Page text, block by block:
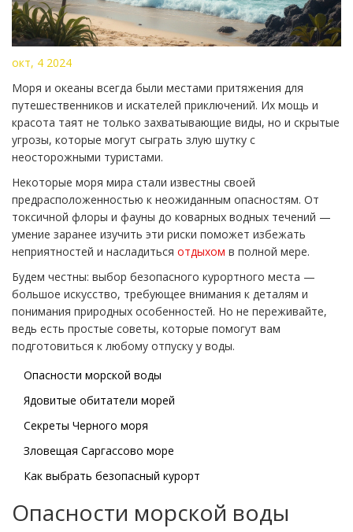
окт, 4 2024
Моря и океаны всегда были местами притяжения для
путешественников и искателей приключений. Их мощь и
красота таят не только захватывающие виды, но и скрытые
угрозы, которые могут сыграть злую шутку с
неосторожными туристами.
Некоторые моря мира стали известны своей
предрасположенностью к неожиданным опасностям. От
токсичной флоры и фауны до коварных водных течений —
умение заранее изучить эти риски поможет избежать
неприятностей и насладиться отдыхом в полной мере.
Будем честны: выбор безопасного курортного места —
большое искусство, требующее внимания к деталям и
понимания природных особенностей. Но не переживайте,
ведь есть простые советы, которые помогут вам
подготовиться к любому отпуску у воды.
Опасности морской воды
Ядовитые обитатели морей
Секреты Черного моря
Зловещая Саргассово море
Как выбрать безопасный курорт
Опасности морской воды